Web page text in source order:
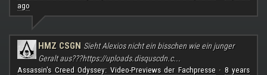
ago
HMZ CSGN Sieht Alexios nicht ein bisschen wie ein junger
Geralt aus???https://uploads.disquscdn.c...
Assassin's Creed Odyssey: Video-Previews der Fachpresse· 8 years